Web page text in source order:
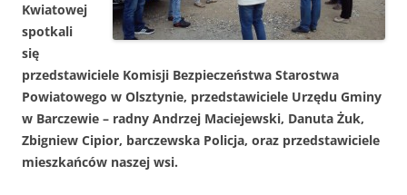
Kwiatowej
spotkali
się
przedstawiciele Komisji Bezpieczeństwa Starostwa
Powiatowego w Olsztynie, przedstawiciele Urzędu Gminy
w Barczewie – radny Andrzej Maciejewski, Danuta Żuk,
Zbigniew Cipior, barczewska Policja, oraz przedstawiciele
mieszkańców naszej wsi.